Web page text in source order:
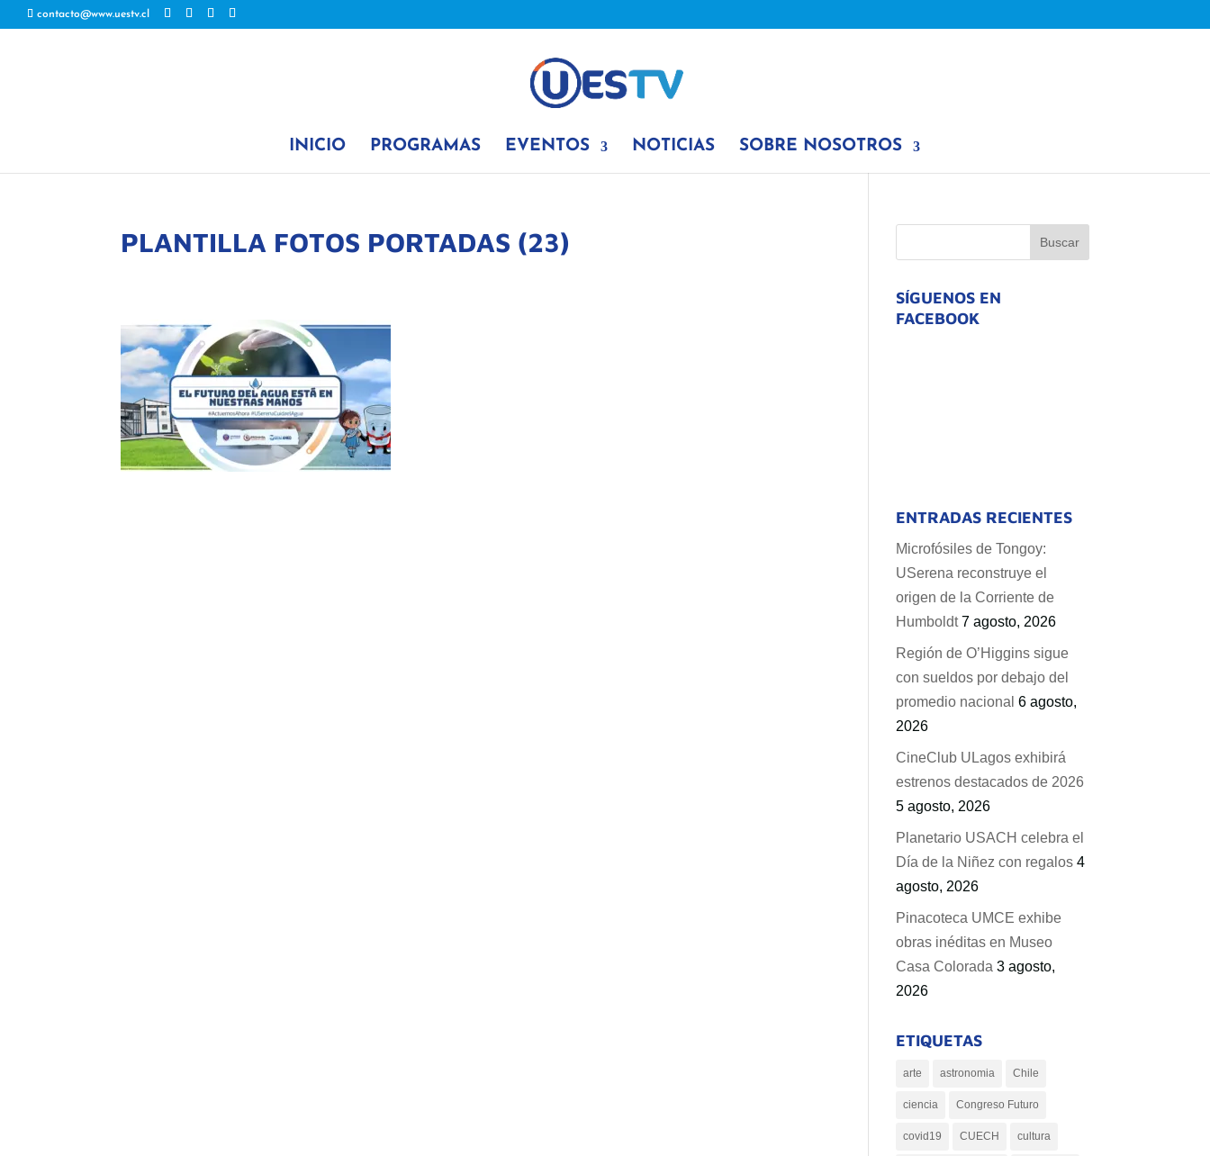
contacto@www.uestv.cl
INICIO PROGRAMAS EVENTOS NOTICIAS SOBRE NOSOTROS
PLANTILLA FOTOS PORTADAS (23)
SÍGUENOS EN
FACEBOOK
ENTRADAS RECIENTES
Microfósiles de Tongoy:
USerena reconstruye el
origen de la Corriente de
Humboldt 7 agosto, 2026
Región de O’Higgins sigue
con sueldos por debajo del
promedio nacional 6 agosto,
2026
CineClub ULagos exhibirá
estrenos destacados de 2026
5 agosto, 2026
Planetario USACH celebra el
Día de la Niñez con regalos 4
agosto, 2026
Pinacoteca UMCE exhibe
obras inéditas en Museo
Casa Colorada 3 agosto,
2026
ETIQUETAS
arte astronomia Chile
ciencia Congreso Futuro
covid19 CUECH cultura